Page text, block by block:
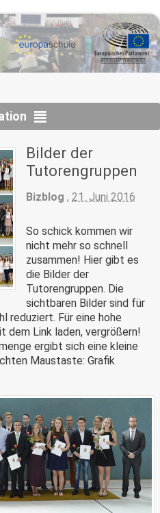
Bilder der
Tutorengruppen
Bizblog , 21. Juni 2016
So schick kommen wir
nicht mehr so schnell
zusammen! Hier gibt es
die Bilder der
Tutorengruppen. Die
sichtbaren Bilder sind für
reduziert. Für eine hohe
dem Link laden, vergrößern!
ergibt sich eine kleine
Maustaste: Grafik